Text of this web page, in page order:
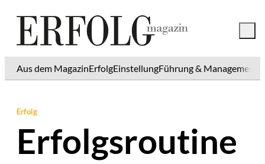
Aus dem MagazinErfolgEinstellungFührung & Management
Erfolg
Erfolgsroutine